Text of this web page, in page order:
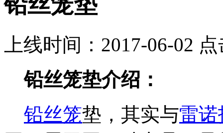
上线时间：2017-06-02
铅丝笼垫介绍：
铅丝笼垫，其实与雷